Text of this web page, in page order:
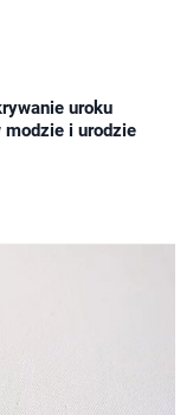
uroku
i urodzie